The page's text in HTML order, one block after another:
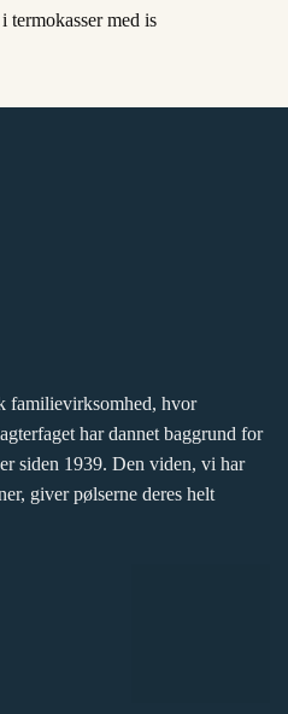
termokasser med is
familievirksomhed, hvor
har dannet baggrund for
siden 1939. Den viden, vi har
giver pølserne deres helt